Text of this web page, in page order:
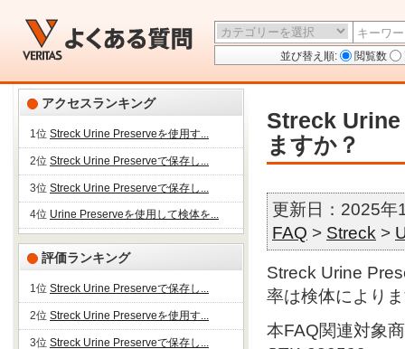
並び替え順: 閲覧数
アクセスランキング
1位 Streck Urine Preserveを使用す...
2位 Streck Urine Preserveで保存し...
3位 Streck Urine Preserveで保存し...
4位 Urine Preserveを使用して検体を...
評価ランキング
1位 Streck Urine Preserveで保存し...
2位 Streck Urine Preserveを使用す...
3位 Streck Urine Preserveで保存し...
Streck Urine
ますか？
更新日：2025
FAQ > Streck >
Streck Urine
率は検体により
本FAQ関連対象